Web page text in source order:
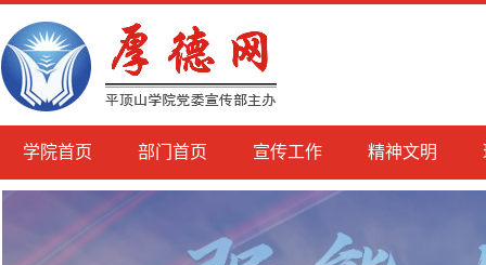
学院首页 部门首页 宣传工作 精神文明